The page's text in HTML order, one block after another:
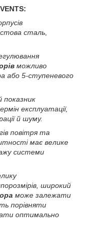
:
сталь,
можливо
або 5-ступеневого
показник
експлуатації,
й шуму.
повітря та
має велике
системи
широкий
може залежати
порівняти
оптимально